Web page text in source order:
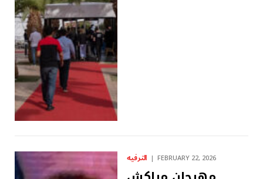
الترفيه FEBRUARY 22, 2026